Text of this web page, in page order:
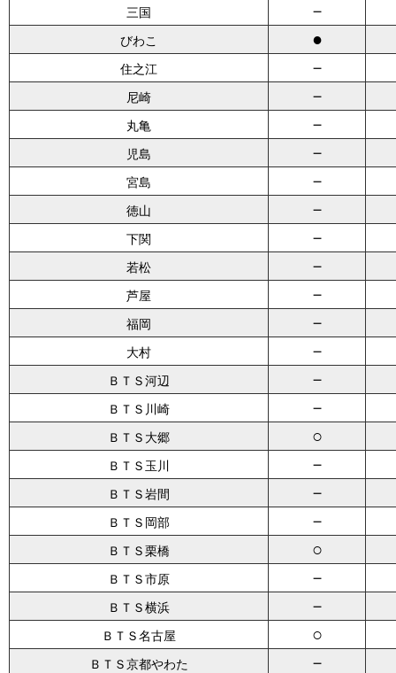
三国 －
びわこ ●
住之江 －
尼崎 －
丸亀 －
児島 －
宮島 －
徳山 －
下関 －
若松 －
芦屋 －
福岡 －
大村 －
ＢＴＳ河辺 －
ＢＴＳ川崎 －
ＢＴＳ大郷 ○
ＢＴＳ玉川 －
ＢＴＳ岩間 －
ＢＴＳ岡部 －
ＢＴＳ栗橋 ○
ＢＴＳ市原 －
ＢＴＳ横浜 －
ＢＴＳ名古屋 ○
ＢＴＳ京都やわた －